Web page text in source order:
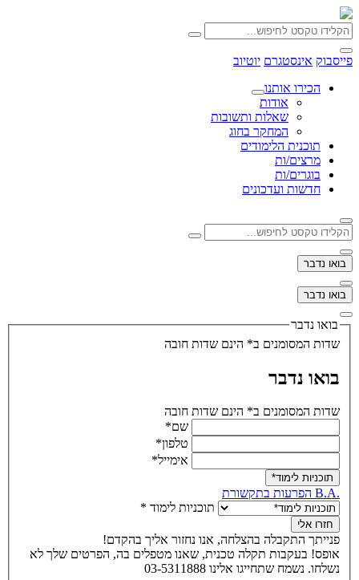
פייסבוק אינסטגרם יוטיוב
הכירו אותנו
אודות
שאלות ותשובות
המחקר בחוג
תוכנית הלימודים
מרצים/ות
בוגרים/ות
חדשות ועדכונים
בואו נדבר
בואו נדבר
בואו נדבר
שדות המסומנים ב* הינם שדות חובה
בואו נדבר
שדות המסומנים ב* הינם שדות חובה
שם*
טלפון*
אימייל*
תוכניות לימוד*
.B.A הפרעות בתקשורת
תוכניות לימוד *
חזרו אלי
פנייתך התקבלה בהצלחה, אנו נחזור אליך בהקדם!
אופס! בעקבות תקלה טכנית, שאנו מטפלים בה, הפרטים שלך לא
נשלחו. נשמח שתחייגו אלינו 03-5311888